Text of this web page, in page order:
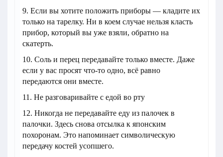
9. Если вы хотите положить приборы — кладите их
только на тарелку. Ни в коем случае нельзя класть
прибор, который вы уже взяли, обратно на
скатерть.
10. Соль и перец передавайте только вместе. Даже
если у вас просят что-то одно, всё равно
передаются они вместе.
11. Не разговаривайте с едой во рту
12. Никогда не передавайте еду из палочек в
палочки. Здесь снова отсылка к японским
похоронам. Это напоминает символическую
передачу костей усопшего.